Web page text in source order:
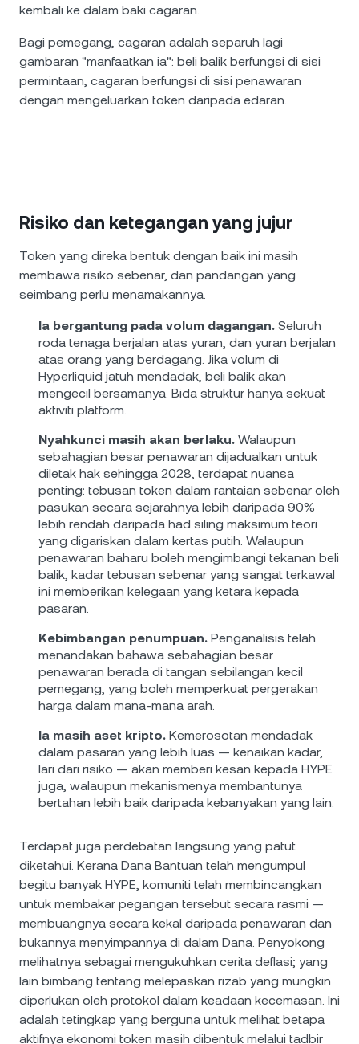
kembali ke dalam baki cagaran.
Bagi pemegang, cagaran adalah separuh lagi
gambaran "manfaatkan ia": beli balik berfungsi di sisi
permintaan, cagaran berfungsi di sisi penawaran
dengan mengeluarkan token daripada edaran.
Risiko dan ketegangan yang jujur
Token yang direka bentuk dengan baik ini masih
membawa risiko sebenar, dan pandangan yang
seimbang perlu menamakannya.
Ia bergantung pada volum dagangan. Seluruh
roda tenaga berjalan atas yuran, dan yuran berjalan
atas orang yang berdagang. Jika volum di
Hyperliquid jatuh mendadak, beli balik akan
mengecil bersamanya. Bida struktur hanya sekuat
aktiviti platform.
Nyahkunci masih akan berlaku. Walaupun
sebahagian besar penawaran dijadualkan untuk
diletak hak sehingga 2028, terdapat nuansa
penting: tebusan token dalam rantaian sebenar oleh
pasukan secara sejarahnya lebih daripada 90%
lebih rendah daripada had siling maksimum teori
yang digariskan dalam kertas putih. Walaupun
penawaran baharu boleh mengimbangi tekanan beli
balik, kadar tebusan sebenar yang sangat terkawal
ini memberikan kelegaan yang ketara kepada
pasaran.
Kebimbangan penumpuan. Penganalisis telah
menandakan bahawa sebahagian besar
penawaran berada di tangan sebilangan kecil
pemegang, yang boleh memperkuat pergerakan
harga dalam mana-mana arah.
Ia masih aset kripto. Kemerosotan mendadak
dalam pasaran yang lebih luas — kenaikan kadar,
lari dari risiko — akan memberi kesan kepada HYPE
juga, walaupun mekanismenya membantunya
bertahan lebih baik daripada kebanyakan yang lain.
Terdapat juga perdebatan langsung yang patut
diketahui. Kerana Dana Bantuan telah mengumpul
begitu banyak HYPE, komuniti telah membincangkan
untuk membakar pegangan tersebut secara rasmi —
membuangnya secara kekal daripada penawaran dan
bukannya menyimpannya di dalam Dana. Penyokong
melihatnya sebagai mengukuhkan cerita deflasi; yang
lain bimbang tentang melepaskan rizab yang mungkin
diperlukan oleh protokol dalam keadaan kecemasan. Ini
adalah tetingkap yang berguna untuk melihat betapa
aktifnya ekonomi token masih dibentuk melalui tadbir